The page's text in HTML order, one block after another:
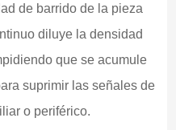
de barrido de la pieza
diluye la densidad
que se acumule
suprimir las señales de
o periférico.